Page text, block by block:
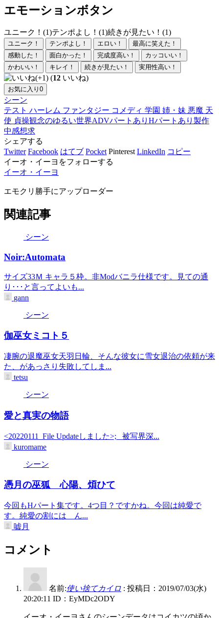
エモーションボタン
ユニーク！(1)テンポよし！(1)続きが見たい！(1)
ユニーク！ テンポよし！ エロい！
最高に笑えた！
感動した！
面白かった！ 完成度高い！
カッコいい！
かわいい！
キレイ！ 続きが見たい！ 実用性高い！
(12 いいね)
お気に入り 0
シーン
テスト ハーレム ファンタジー コメディ 学園 姉・妹 悪魔 天
使 貞操観念のゆるい世界ADVパートあり Hパートあり 製作
中感想求
シェアする
Twitter Facebook はてブ Pocket Pinterest LinkedIn コピー
イーオ・イーヨをフォローする
イーオ・イーヨ
エモクリ勝手にアップローダー
関連記事
シーン
Noir:Automata
サイズ33Ｍ キャラ５枠。非Modバニラ仕様です。見ての通
り･･･と言ってよいも...
gann
シーン
伽巫女ミコト５
凄腕の退魔巫女天羽日輪、そんな彼女に雪女退治の依頼が来
た、があっさり失敗してしま...
tetsu
シーン
愛と真実の物語
<20220111_File Updateしました>; 被写界深...
kuromame
シーン
憑月の巫狐 心陽、煩ひて
今回もHパート集です。4つ目？ですかね。今回は純愛で
す。純愛の割には ん...
嘘月
コメント
名前:使い捨てカイロ : 投稿日：2019/07/03(水)
20:20:11 ID：EyMDc2ODY